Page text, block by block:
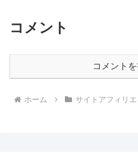
コメント
コメント
ホーム サイトアフィリエ